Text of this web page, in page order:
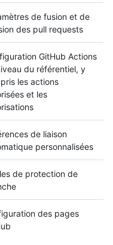
de fusion et de
des pull requests
GitHub Actions
du référentiel, y
les actions
et les
de liaison
personnalisées
de protection de
des pages